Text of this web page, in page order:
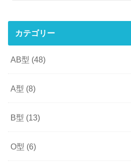
カテゴリー
AB型 (48)
A型 (8)
B型 (13)
O型 (6)